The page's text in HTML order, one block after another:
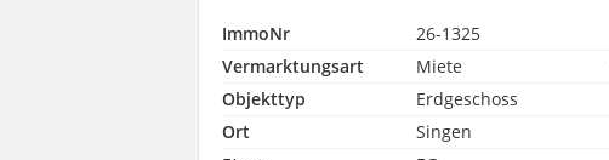
ImmoNr 26-1325
Vermarktungsart
Miete
Objekttyp
Erdgeschoss
Ort
Singen